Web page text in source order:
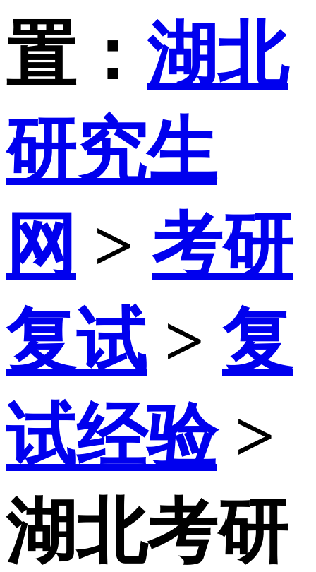
置： 湖北
研究生
网 > 考研
复试 > 复
试经验>
湖北考研